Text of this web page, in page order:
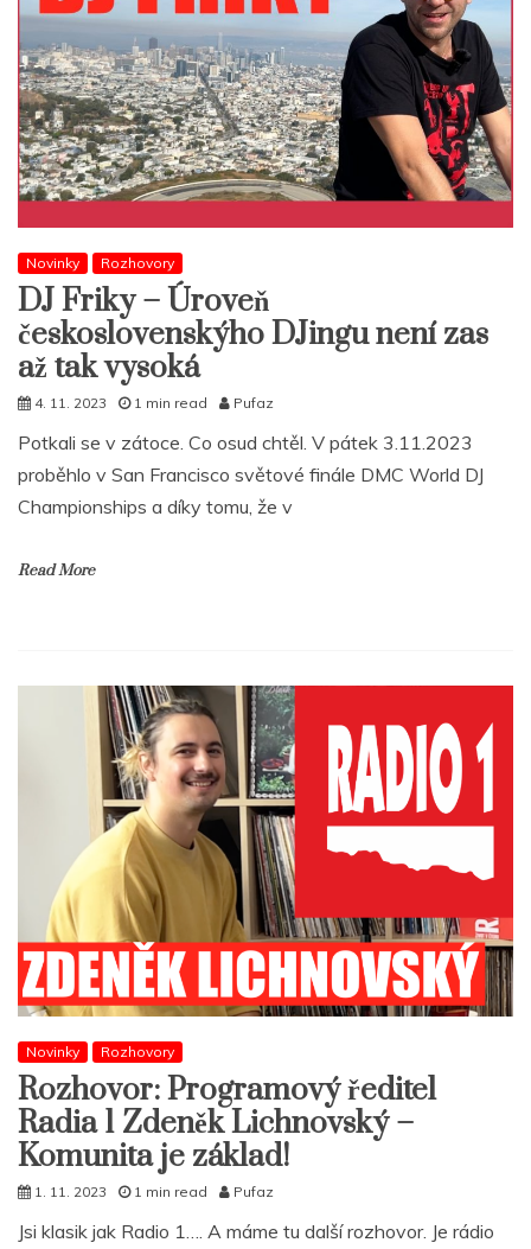
Novinky Rozhovory
DJ Friky – Úroveň
československýho DJingu není zas
až tak vysoká
4. 11. 2023 1 min read Pufaz
Potkali se v zátoce. Co osud chtěl. V pátek 3.11.2023
proběhlo v San Francisco světové finále DMC World DJ
Championships a díky tomu, že v
Read More
Novinky Rozhovory
Rozhovor: Programový ředitel
Radia 1 Zdeněk Lichnovský –
Komunita je základ!
1. 11. 2023 1 min read Pufaz
Jsi klasik jak Radio 1…. A máme tu další rozhovor. Je rádio